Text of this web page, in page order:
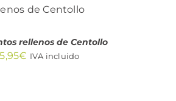
/
rellenos de Centollo
5,95€ IVA incluido